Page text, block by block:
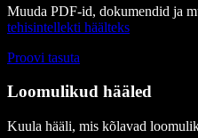
Muuda PDF-id, dokumendid ja
tehisintellekti häälteks
Proovi tasuta
Loomulikud hääled
Kuula hääli, mis kõlavad